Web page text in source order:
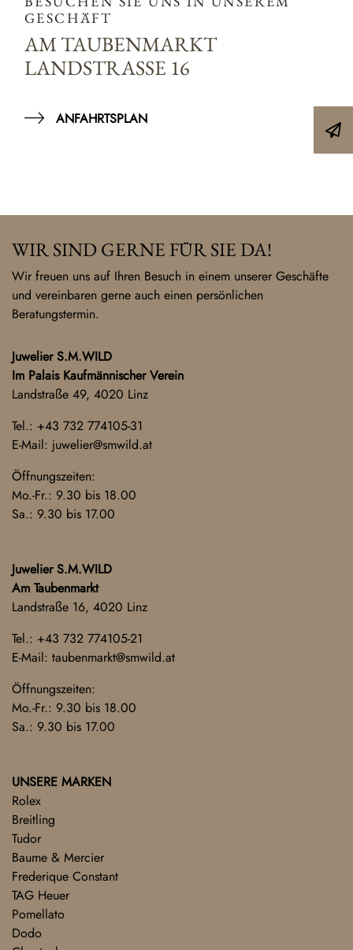
GESCHÄFT
AM TAUBENMARKT
LANDSTRASSE 16
ANFAHRTSPLAN
WIR SIND GERNE FÜR SIE DA!
Wir freuen uns auf Ihren Besuch in einem unserer Geschäfte
und vereinbaren gerne auch einen persönlichen
Beratungstermin.
Juwelier S.M.WILD
Im Palais Kaufmännischer Verein
Landstraße 49, 4020 Linz
Tel.: +43 732 774105-31
E-Mail: juwelier@smwild.at
Öffnungszeiten:
Mo.-Fr.: 9.30 bis 18.00
Sa.: 9.30 bis 17.00
Juwelier S.M.WILD
Am Taubenmarkt
Landstraße 16, 4020 Linz
Tel.: +43 732 774105-21
E-Mail: taubenmarkt@smwild.at
Öffnungszeiten:
Mo.-Fr.: 9.30 bis 18.00
Sa.: 9.30 bis 17.00
UNSERE MARKEN
Rolex
Breitling
Tudor
Baume & Mercier
Frederique Constant
TAG Heuer
Pomellato
Dodo